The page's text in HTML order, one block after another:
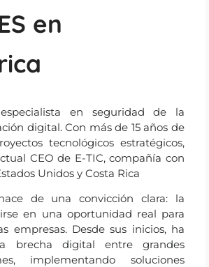
en
en seguridad de la
digital. Con más de 15 años de
tecnológicos estratégicos,
CEO de E-TIC, compañía con
Unidos y Costa Rica
de una convicción clara: la
en una oportunidad real para
empresas. Desde sus inicios, ha
brecha digital entre grandes
implementando soluciones